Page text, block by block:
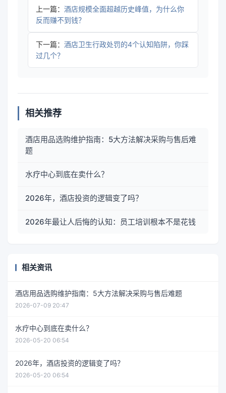
上一篇： 酒店规模全面超越历史峰值，为什么你
反而赚不到钱？
下一篇： 酒店卫生行政处罚的4个认知陷阱，你踩
过几个？
相关推荐
酒店用品选购维护指南：5大方法解决采购与售后难
题
水疗中心到底在卖什么？
2026年，酒店投资的逻辑变了吗？
2026年最让人后悔的认知：员工培训根本不是花钱
相关资讯
酒店用品选购维护指南：5大方法解决采购与售后难题
2026-07-09 20:47
水疗中心到底在卖什么？
2026-05-20 06:54
2026年，酒店投资的逻辑变了吗？
2026-05-20 06:54